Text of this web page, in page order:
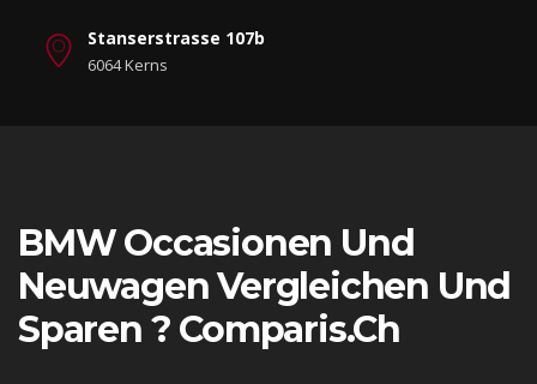
Stanserstrasse 107b
6064 Kerns
BMW Occasionen Und
Neuwagen Vergleichen Und
Sparen ? Comparis.ch